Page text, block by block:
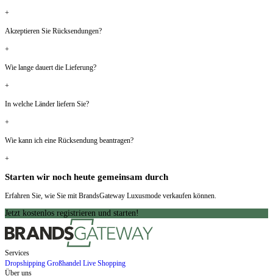
+
Akzeptieren Sie Rücksendungen?
+
Wie lange dauert die Lieferung?
+
In welche Länder liefern Sie?
+
Wie kann ich eine Rücksendung beantragen?
+
Starten wir noch heute gemeinsam durch
Erfahren Sie, wie Sie mit BrandsGateway Luxusmode verkaufen können.
Jetzt kostenlos registrieren und starten!
Services
Dropshipping Großhandel Live Shopping
Über uns